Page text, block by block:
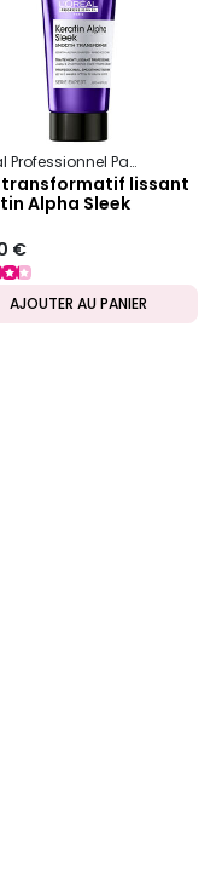
Keratin Alpha Sleek
L’Oréal Professionnel Paris
transformatif lissant
Alpha Sleek
€
AJOUTER AU PANIER